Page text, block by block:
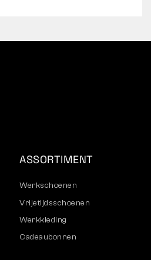
ASSORTIMENT
Werkschoenen
Vrijetijdsschoenen
Werkkleding
Cadeaubonnen